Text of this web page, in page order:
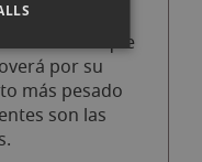
permite al
de saber que
por su
más pesado
son las